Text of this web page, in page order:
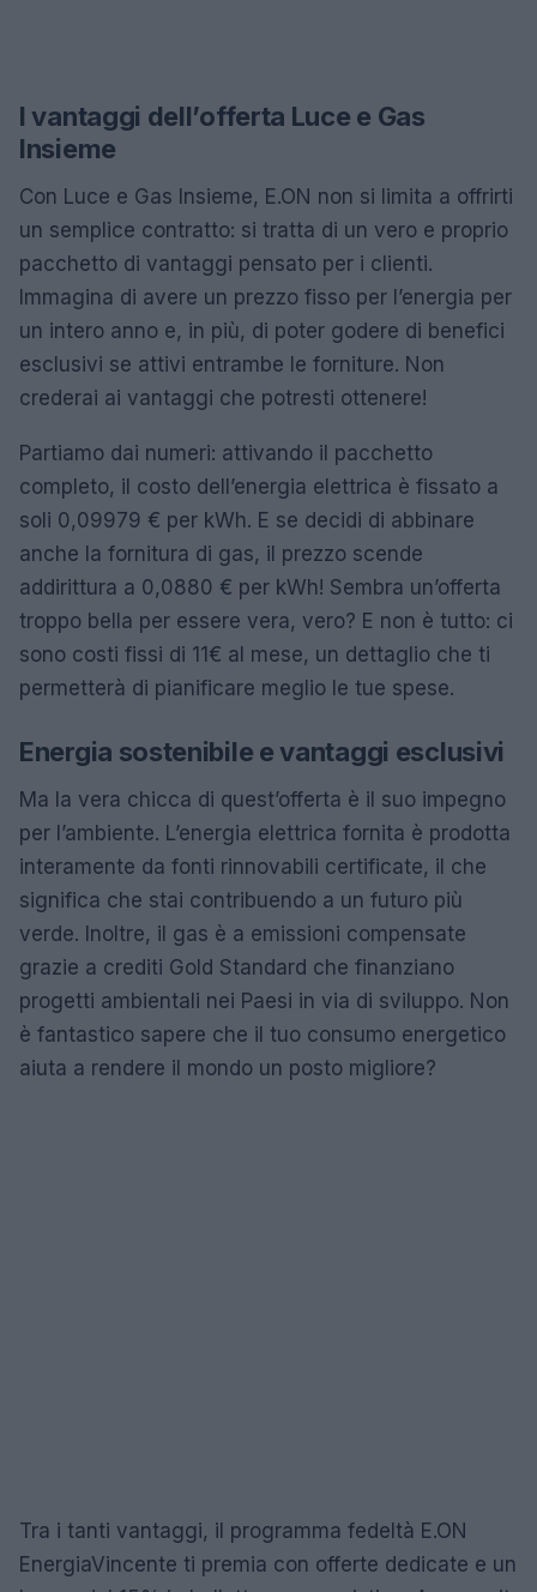
I vantaggi dell’offerta Luce e Gas
Insieme
Con Luce e Gas Insieme, E.ON non si limita a offrirti
un semplice contratto: si tratta di un vero e proprio
pacchetto di vantaggi pensato per i clienti.
Immagina di avere un prezzo fisso per l’energia per
un intero anno e, in più, di poter godere di benefici
esclusivi se attivi entrambe le forniture. Non
crederai ai vantaggi che potresti ottenere!
Partiamo dai numeri: attivando il pacchetto
completo, il costo dell’energia elettrica è fissato a
soli 0,09979 € per kWh. E se decidi di abbinare
anche la fornitura di gas, il prezzo scende
addirittura a 0,0880 € per kWh! Sembra un’offerta
troppo bella per essere vera, vero? E non è tutto: ci
sono costi fissi di 11€ al mese, un dettaglio che ti
permetterà di pianificare meglio le tue spese.
Energia sostenibile e vantaggi esclusivi
Ma la vera chicca di quest’offerta è il suo impegno
per l’ambiente. L’energia elettrica fornita è prodotta
interamente da fonti rinnovabili certificate, il che
significa che stai contribuendo a un futuro più
verde. Inoltre, il gas è a emissioni compensate
grazie a crediti Gold Standard che finanziano
progetti ambientali nei Paesi in via di sviluppo. Non
è fantastico sapere che il tuo consumo energetico
aiuta a rendere il mondo un posto migliore?
Tra i tanti vantaggi, il programma fedeltà E.ON
EnergiaVincente ti premia con offerte dedicate e un